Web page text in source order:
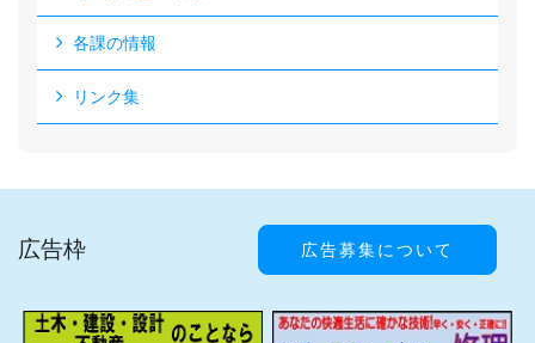
各課の情報
リンク集
広告枠 広告募集について